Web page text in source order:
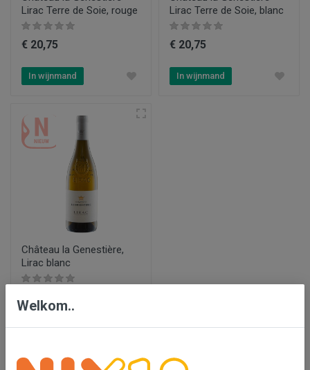
Lirac Terre de Soie, rouge
€ 20,75
In wijnmand
Lirac Terre de Soie, blanc
€ 20,75
In wijnmand
Château la Genestière,
Lirac blanc
€ 14,95
In wijnmand
Welkom..